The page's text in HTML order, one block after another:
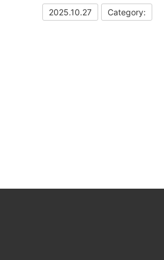
2025.10.27 Category: